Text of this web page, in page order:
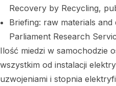
Recovery by Recycling,
Briefing: raw materials
Parliament Research
Ilość miedzi w samochodzie
wszystkim od instalacji
uzwojeniami i stopnia